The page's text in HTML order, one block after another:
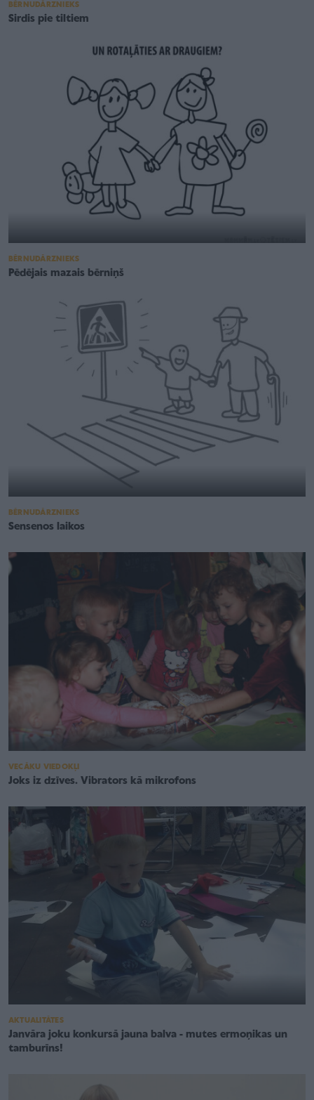
BĒRNUDĀRZNIEKS
Sirdis pie tiltiem
BĒRNUDĀRZNIEKS
Pēdējais mazais bērniņš
BĒRNUDĀRZNIEKS
Sensenos laikos
VECĀKU VIEDOKĻI
Joks iz dzīves. Vibrators kā mikrofons
AKTUALITĀTES
Janvāra joku konkursā jauna balva - mutes ermoņikas un
tamburīns!